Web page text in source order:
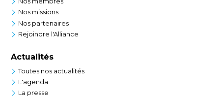
Nos missions
Nos partenaires
Rejoindre l'Alliance
Actualités
Toutes nos actualités
L'agenda
La presse